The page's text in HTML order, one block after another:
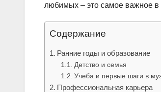
любимых – это самое важное в
Содержание
Ранние годы и образование
Детство и семья
Учеба и первые шаги в
Профессиональная карьера